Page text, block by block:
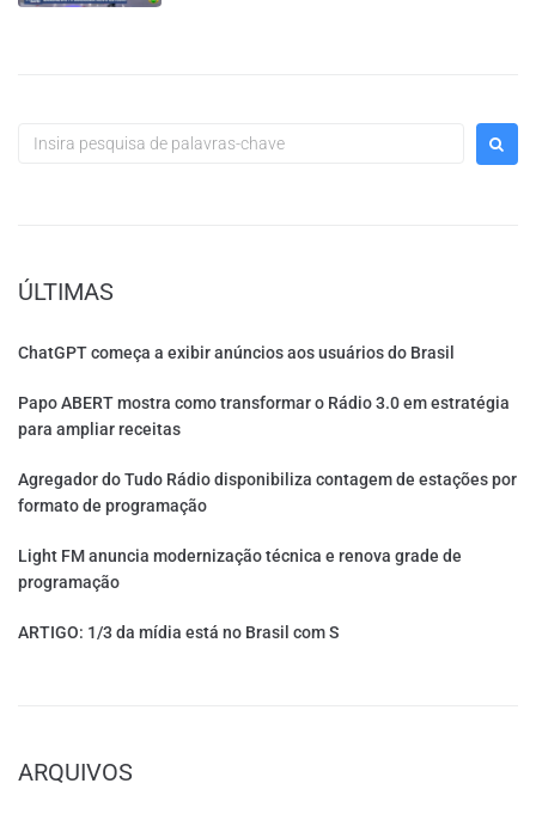
ÚLTIMAS
ChatGPT começa a exibir anúncios aos usuários do Brasil
Papo ABERT mostra como transformar o Rádio 3.0 em estratégia
para ampliar receitas
Agregador do Tudo Rádio disponibiliza contagem de estações por
formato de programação
Light FM anuncia modernização técnica e renova grade de
programação
ARTIGO: 1/3 da mídia está no Brasil com S
ARQUIVOS